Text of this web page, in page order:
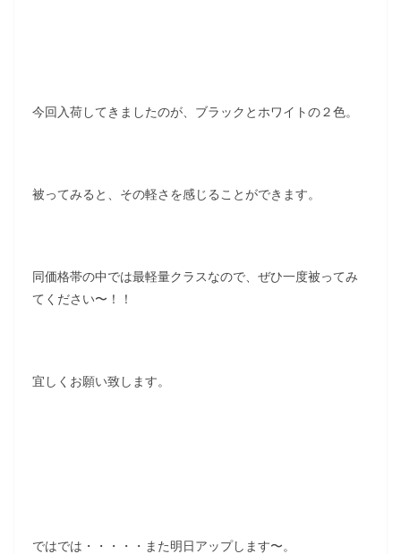
今回入荷してきましたのが、ブラックとホワイトの２色。
被ってみると、その軽さを感じることができます。
同価格帯の中では最軽量クラスなので、ぜひ一度被ってみ
てください〜！！
宜しくお願い致します。
ではでは・・・・・また明日アップします〜。